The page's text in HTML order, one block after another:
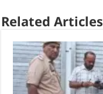
Related Articles